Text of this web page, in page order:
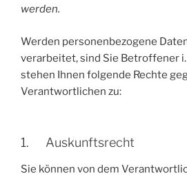
werden.
Werden personenbezogene
verarbeitet, sind Sie Betroffener i.
stehen Ihnen folgende Rechte
Verantwortlichen zu:
1. Auskunftsrecht
Sie können von dem